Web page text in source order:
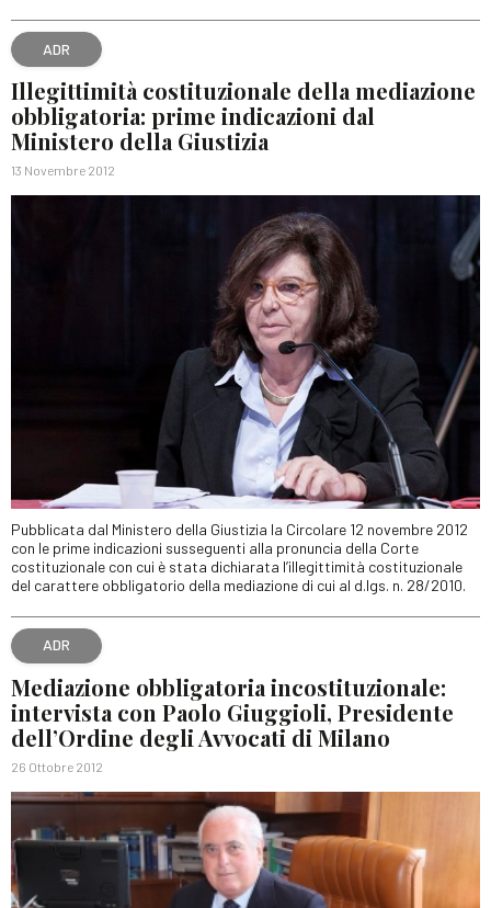
ADR
Illegittimità costituzionale della mediazione
obbligatoria: prime indicazioni dal
Ministero della Giustizia
13 Novembre 2012
Pubblicata dal Ministero della Giustizia la Circolare 12 novembre 2012
con le prime indicazioni susseguenti alla pronuncia della Corte
costituzionale con cui è stata dichiarata l’illegittimità costituzionale
del carattere obbligatorio della mediazione di cui al d.lgs. n. 28/2010.
ADR
Mediazione obbligatoria incostituzionale:
intervista con Paolo Giuggioli, Presidente
dell’Ordine degli Avvocati di Milano
26 Ottobre 2012